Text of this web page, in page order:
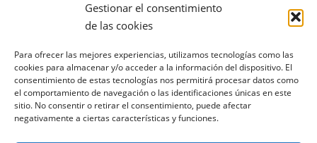
Gestionar el consentimiento
de las cookies
Para ofrecer las mejores experiencias, utilizamos tecnologías como las
cookies para almacenar y/o acceder a la información del dispositivo. El
consentimiento de estas tecnologías nos permitirá procesar datos como
el comportamiento de navegación o las identificaciones únicas en este
sitio. No consentir o retirar el consentimiento, puede afectar
negativamente a ciertas características y funciones.
Sudadera con capucha y bolsillo canguro. Puños y cintura elástica.
Composición 65% algodón y 35% poliéster. Disponible en negro y gris.
Tallas: XS, S, M, L, XL